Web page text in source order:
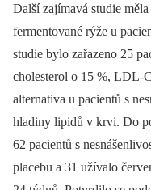
Další zajímavá studie
fermentované rýže u
studie bylo zařazeno 25
cholesterol o 15 %, LDL-
alternativa u pacientů s
hladiny lipidů v krvi. Do
62 pacientů s
placebu a 31 užívalo